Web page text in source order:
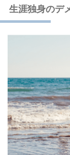
生涯独身のデ